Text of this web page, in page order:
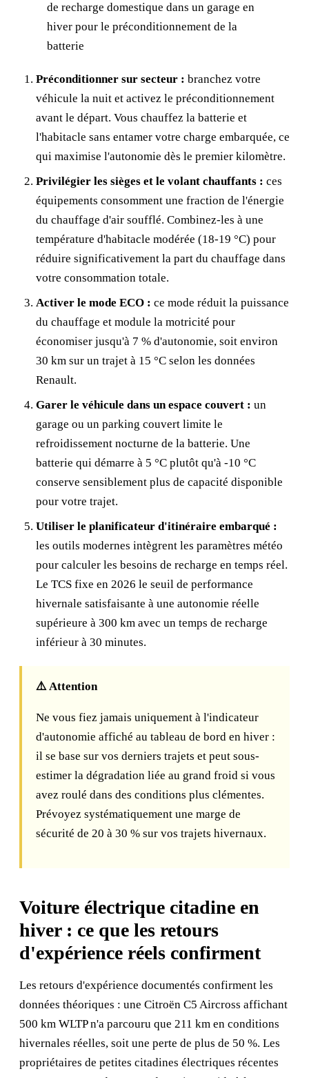
de recharge domestique dans un garage en
hiver pour le préconditionnement de la
batterie
Préconditionner sur secteur : branchez votre
véhicule la nuit et activez le préconditionnement
avant le départ. Vous chauffez la batterie et
l'habitacle sans entamer votre charge embarquée, ce
qui maximise l'autonomie dès le premier kilomètre.
Privilégier les sièges et le volant chauffants : ces
équipements consomment une fraction de l'énergie
du chauffage d'air soufflé. Combinez-les à une
température d'habitacle modérée (18-19 °C) pour
réduire significativement la part du chauffage dans
votre consommation totale.
Activer le mode ECO : ce mode réduit la puissance
du chauffage et module la motricité pour
économiser jusqu'à 7 % d'autonomie, soit environ
30 km sur un trajet à 15 °C selon les données
Renault.
Garer le véhicule dans un espace couvert : un
garage ou un parking couvert limite le
refroidissement nocturne de la batterie. Une
batterie qui démarre à 5 °C plutôt qu'à -10 °C
conserve sensiblement plus de capacité disponible
pour votre trajet.
Utiliser le planificateur d'itinéraire embarqué :
les outils modernes intègrent les paramètres météo
pour calculer les besoins de recharge en temps réel.
Le TCS fixe en 2026 le seuil de performance
hivernale satisfaisante à une autonomie réelle
supérieure à 300 km avec un temps de recharge
inférieur à 30 minutes.
⚠️ Attention
Ne vous fiez jamais uniquement à l'indicateur
d'autonomie affiché au tableau de bord en hiver :
il se base sur vos derniers trajets et peut sous-
estimer la dégradation liée au grand froid si vous
avez roulé dans des conditions plus clémentes.
Prévoyez systématiquement une marge de
sécurité de 20 à 30 % sur vos trajets hivernaux.
Voiture électrique citadine en
hiver : ce que les retours
d'expérience réels confirment
Les retours d'expérience documentés confirment les
données théoriques : une Citroën C5 Aircross affichant
500 km WLTP n'a parcouru que 211 km en conditions
hivernales réelles, soit une perte de plus de 50 %. Les
propriétaires de petites citadines électriques récentes